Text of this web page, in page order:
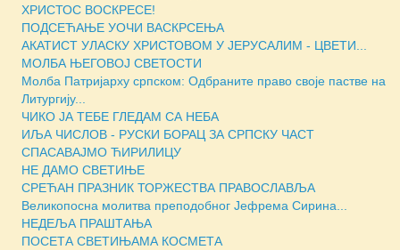
ХРИСТОС ВОСКРЕСЕ!
ПОДСЕЋАЊЕ УОЧИ ВАСКРСЕЊА
АКАТИСТ УЛАСКУ ХРИСТОВОМ У ЈЕРУСАЛИМ - ЦВЕТИ...
МОЛБА ЊЕГОВОЈ СВЕТОСТИ
Молба Патријарху српском: Одбраните право своје пастве на
Литургију...
ЧИКО ЈА ТЕБЕ ГЛЕДАМ СА НЕБА
ИЉА ЧИСЛОВ - РУСКИ БОРАЦ ЗА СРПСКУ ЧАСТ
СПАСАВАЈМО ЋИРИЛИЦУ
НЕ ДАМО СВЕТИЊЕ
СРЕЋАН ПРАЗНИК ТОРЖЕСТВА ПРАВОСЛАВЉА
Великопосна молитва преподобног Јефрема Сирина...
НЕДЕЉА ПРАШТАЊА
ПОСЕТА СВЕТИЊАМА КОСМЕТА